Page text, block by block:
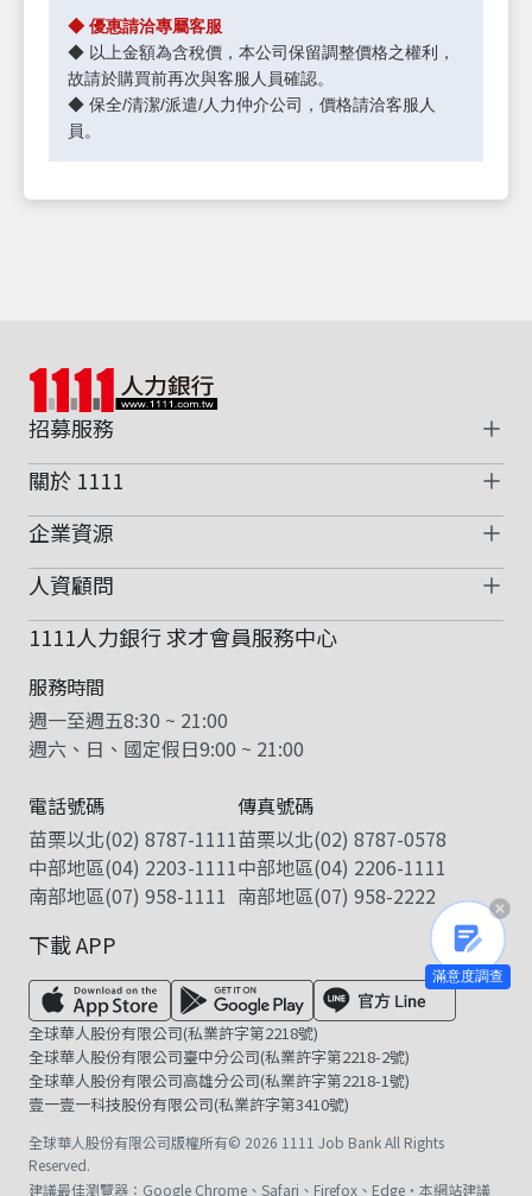
◆ 優惠請洽專屬客服
◆ 以上金額為含稅價，本公司保留調整價格之權利，
故請於購買前再次與客服人員確認。
◆ 保全/清潔/派遣/人力仲介公司，價格請洽客服人
員。
招募服務
關於 1111
企業資源
人資顧問
1111人力銀行 求才會員服務中心
服務時間
週一至週五8:30 ~ 21:00
週六、日、國定假日9:00 ~ 21:00
電話號碼
苗栗以北(02) 8787-1111
中部地區(04) 2203-1111
南部地區(07) 958-1111
傳真號碼
苗栗以北(02) 8787-0578
中部地區(04) 2206-1111
南部地區(07) 958-2222
下載 APP
全球華人股份有限公司(私業許字第2218號)
全球華人股份有限公司臺中分公司(私業許字第2218-2號)
全球華人股份有限公司高雄分公司(私業許字第2218-1號)
壹一壹一科技股份有限公司(私業許字第3410號)
全球華人股份有限公司版權所有© 2026 1111 Job Bank All Rights
Reserved.
建議最佳瀏覽器：Google Chrome、Safari、Firefox、Edge・本網站建議
滿意度調查